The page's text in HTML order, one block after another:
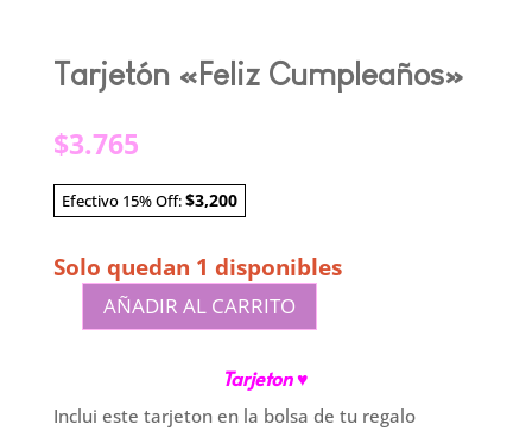
Tarjetón «Feliz Cumpleaños»
$3.765
Efectivo 15% Off:$3,200
Solo quedan 1 disponibles
Tarjetón
cantidad
AÑADIR AL CARRITO
Tarjeton ♥
Inclui este tarjeton en la bolsa de tu regalo